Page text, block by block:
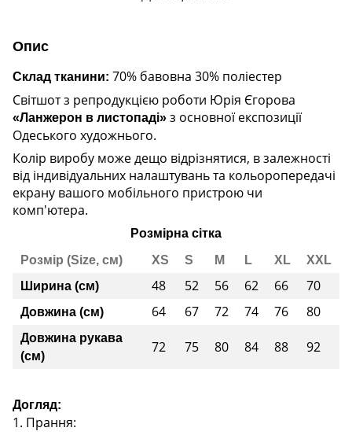
Опис
Склад тканини: 70% бавовна 30% поліестер
Світшот з репродукцією роботи Юрія Єгорова
«Ланжерон в листопаді» з основної експозиції
Одеського художнього.
Колір виробу може дещо відрізнятися, в залежності
від індивідуальних налаштувань та кольоропередачі
екрану вашого мобільного пристрою чи
комп'ютера.
Розмірна сітка
Розмір (Size, см)
XS S M L XL
XXL
Ширина (см)
48 52 56 62 66 70
Довжина (см) 64 67 72 74 76 80
Довжина рукава
(см)
72 75 80 84 88 92
Догляд:
1. Прання: